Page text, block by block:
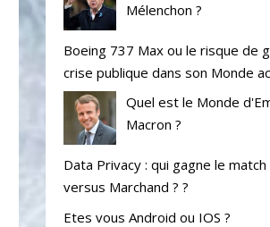
Mélenchon ?
Boeing 737 Max ou le risque de
crise publique dans son Monde
Quel est le Monde
Macron ?
Data Privacy : qui gagne le match
versus Marchand ? ?
Etes vous Android ou IOS ?